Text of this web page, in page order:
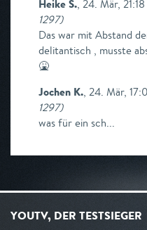
Heike S., 24. Mär,
1297)
Das war mit Abstand
delitantisch , musste
🤮
Jochen K., 24. Mär,
1297)
was für ein sch...
YOUTV, DER TESTSIEGER